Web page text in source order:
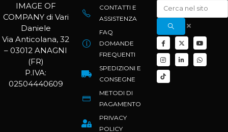
IMAGE OF
COMPANY di Vari
Daniele
Via Anticolana, 32
– 03012 ANAGNI
(FR)
P.IVA:
02504440609
CONTATTI E
ASSISTENZA
FAQ
DOMANDE
FREQUENTI
SPEDIZIONI E
CONSEGNE
METODI DI
PAGAMENTO
PRIVACY
POLICY